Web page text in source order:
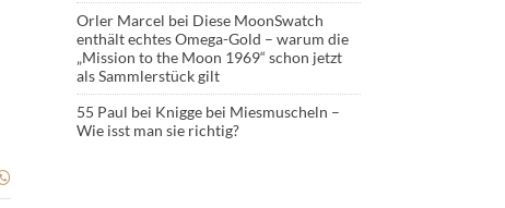
Orler Marcel bei Diese MoonSwatch
enthält echtes Omega-Gold – warum die
„Mission to the Moon 1969“ schon jetzt
als Sammlerstück gilt
55 Paul bei Knigge bei Miesmuscheln –
Wie isst man sie richtig?